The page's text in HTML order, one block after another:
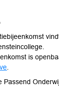
is
Passend